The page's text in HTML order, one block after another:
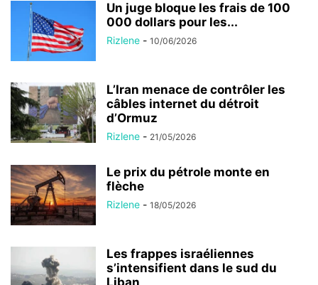
Un juge bloque les frais de 100
000 dollars pour les...
Rizlene - 10/06/2026
L’Iran menace de contrôler les
câbles internet du détroit
d’Ormuz
Rizlene - 21/05/2026
Le prix du pétrole monte en
flèche
Rizlene - 18/05/2026
Les frappes israéliennes
s’intensifient dans le sud du